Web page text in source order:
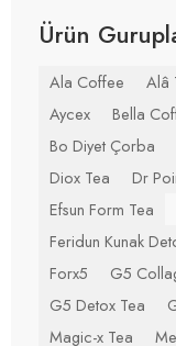
Ürün
Ala Coffee Alâ
Aycex
Bella
Bo Diyet Çorba
Diox Tea
Dr
Efsun Form Tea
Feridun Kunak
Forx5
G5
G5 Detox Tea
Magic-x Tea